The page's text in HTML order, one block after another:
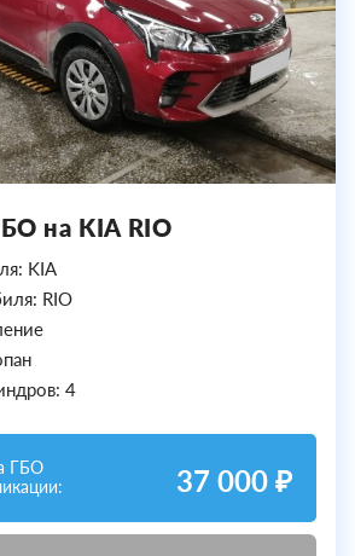
на KIA RIO
KIA
RIO
4
ГБО
37 000 ₽